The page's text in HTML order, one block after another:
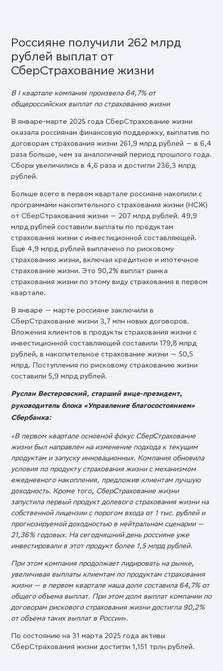
Россияне получили 262 млрд
рублей выплат от
СберСтрахование жизни
В I квартале компания произвела 64,7% от
общероссийских выплат по страхованию жизни
В январе-марте 2025 года СберСтрахование жизни
оказала россиянам финансовую поддержку, выплатив по
договорам страхования жизни 261,9 млрд рублей — в 6,4
раза больше, чем за аналогичный период прошлого года.
Сборы увеличились в 4,6 раза и достигли 236,3 млрд
рублей.
Больше всего в первом квартале россияне накопили с
программами накопительного страхования жизни (НСЖ)
от СберСтрахования жизни — 207 млрд рублей. 49,9
млрд рублей составили выплаты по продуктам
страхования жизни с инвестиционной составляющей.
Ещё 4,9 млрд рублей выплачено по рисковому
страхованию жизни, включая кредитное и ипотечное
страхование жизни. Это 90,2% выплат рынка
страхования жизни по этому виду страхования в первом
квартале.
В январе — марте россияне заключили в
СберСтрахование жизни 3,7 млн новых договоров.
Вложения клиентов в продукты страхования жизни с
инвестиционной составляющей составили 179,8 млрд
рублей, в накопительное страхование жизни — 50,5
млрд. Поступления по рисковому страхованию жизни
составили 5,9 млрд рублей.
Руслан Вестеровский, старший вице-президент,
руководитель блока «Управление благосостоянием»
Сбербанка:
«В первом квартале основной фокус СберСтрахование
жизни был направлен на изменение подхода к текущим
продуктам и запуску инновационных. Компания обновила
условия по продукту страхования жизни с механизмом
ежедневного накопления, предложив клиентам лучшую
доходность. Кроме того, СберСтрахование жизни
запустила первый продукт долевого страхования жизни на
собственной лицензии с порогом входа от 1 тыс. рублей и
прогнозируемой доходностью в нейтральном сценарии —
21,36% годовых. На сегодняшний день россияне уже
инвестировали в этот продукт более 1,5 млрд рублей.
При этом компания продолжает лидировать на рынке,
увеличивая выплаты клиентам по продуктам страхования
жизни — в первом квартале наша доля составила 64,7% от
общего объема выплат. При этом доля выплат компании по
договорам рискового страхования жизни достигла 90,2%
от объема таких выплат в России».
По состоянию на 31 марта 2025 года активы
СберСтрахования жизни достигли 1,151 трлн рублей.